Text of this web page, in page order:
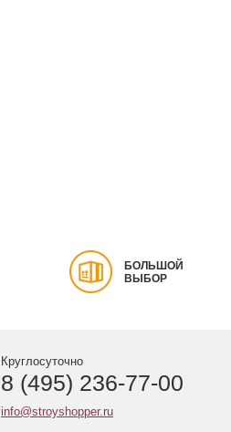
БОЛЬШОЙ
ВЫБОР
Круглосуточно
8 (495) 236-77-00
info@stroyshopper.ru